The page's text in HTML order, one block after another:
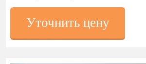
Уточнить цену